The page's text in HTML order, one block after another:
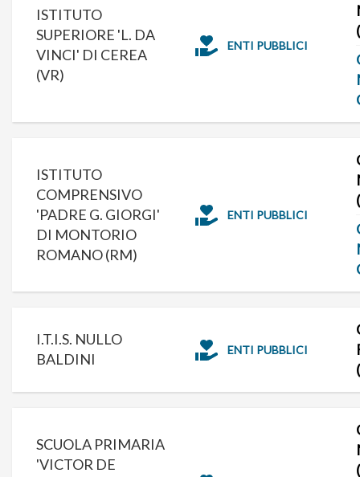
ISTITUTO
SUPERIORE 'L. DA
VINCI' DI CEREA
(VR)
ENTI PUBBLICI
ISTITUTO
COMPRENSIVO
'PADRE G. GIORGI'
DI MONTORIO
ROMANO (RM)
ENTI PUBBLICI
I.T.I.S. NULLO
BALDINI
ENTI PUBBLICI
SCUOLA PRIMARIA
'VICTOR DE